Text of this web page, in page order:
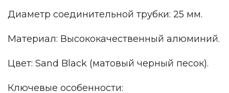
Подбор, производство и комплектация по вашему
Сантехника и инженерия
Подбор, производство и комплектация по вашему
Отделка и ремонт
Диаметр соединительной трубки: 25 мм.
Материал: Высококачественный алюминий.
Цвет: Sand Black (матовый черный песок).
Ключевые особенности: